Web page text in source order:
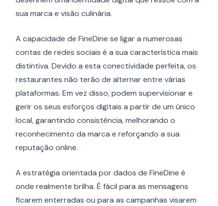
sua marca e visão culinária.
A capacidade de FineDine se ligar a numerosas
contas de redes sociais é a sua característica mais
distintiva. Devido a esta conectividade perfeita, os
restaurantes não terão de alternar entre várias
plataformas. Em vez disso, podem supervisionar e
gerir os seus esforços digitais a partir de um único
local, garantindo consistência, melhorando o
reconhecimento da marca e reforçando a sua
reputação online.
A estratégia orientada por dados de FineDine é
onde realmente brilha. É fácil para as mensagens
ficarem enterradas ou para as campanhas visarem